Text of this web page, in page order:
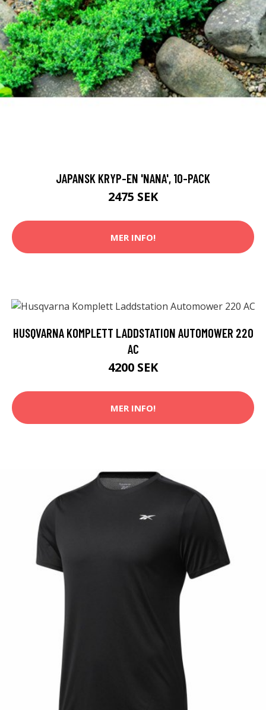
JAPANSK KRYP-EN 'NANA', 10-PACK
2475 SEK
MER INFO!
HUSQVARNA KOMPLETT LADDSTATION AUTOMOWER 220
AC
4200 SEK
MER INFO!